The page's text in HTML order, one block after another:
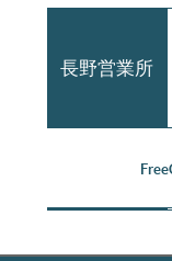
長野営業所